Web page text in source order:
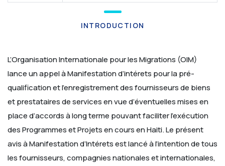
INTRODUCTION
L’Organisation Internationale pour les Migrations (OIM)
lance un appel à Manifestation d’intérets pour la pré-
qualification et l’enregistrement des fournisseurs de biens
et prestataires de services en vue d’éventuelles mises en
place d’accords à long terme pouvant faciliter l’exécution
des Programmes et Projets en cours en Haiti.Le présent
avis à Manifestation d’Intérets est lancé à l’intention de tous
les fournisseurs, compagnies nationales et internationales,